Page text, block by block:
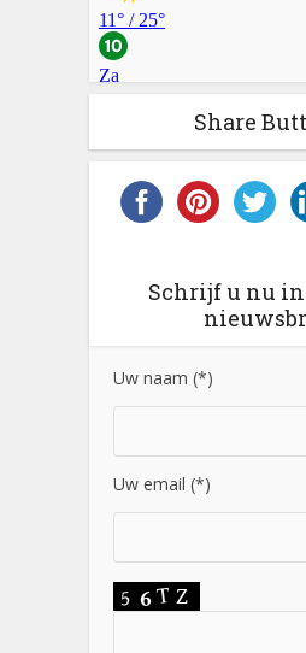
Share
Schrijf u nu in
Uw naam (*)
Uw email (*)